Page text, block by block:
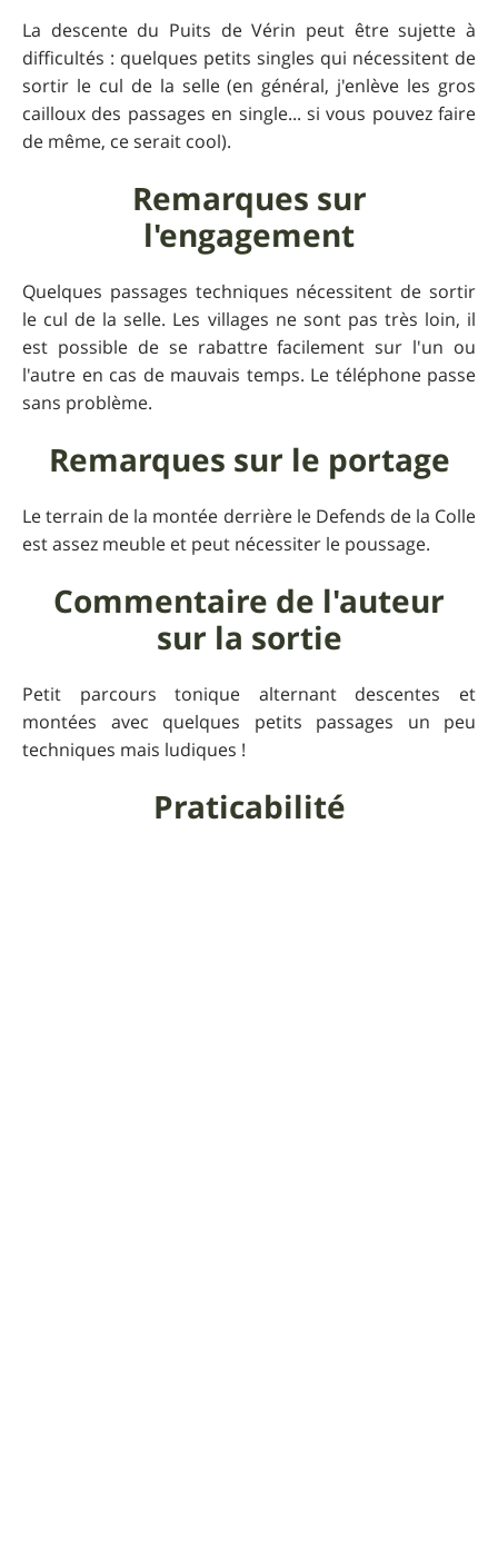
La descente du Puits de Vérin peut être sujette à
difficultés : quelques petits singles qui nécessitent de
sortir le cul de la selle (en général, j'enlève les gros
cailloux des passages en single... si vous pouvez faire
de même, ce serait cool).
Remarques sur
l'engagement
Quelques passages techniques nécessitent de sortir
le cul de la selle. Les villages ne sont pas très loin, il
est possible de se rabattre facilement sur l'un ou
l'autre en cas de mauvais temps. Le téléphone passe
sans problème.
Remarques sur le portage
Le terrain de la montée derrière le Defends de la Colle
est assez meuble et peut nécessiter le poussage.
Commentaire de l'auteur
sur la sortie
Petit parcours tonique alternant descentes et
montées avec quelques petits passages un peu
techniques mais ludiques !
Praticabilité